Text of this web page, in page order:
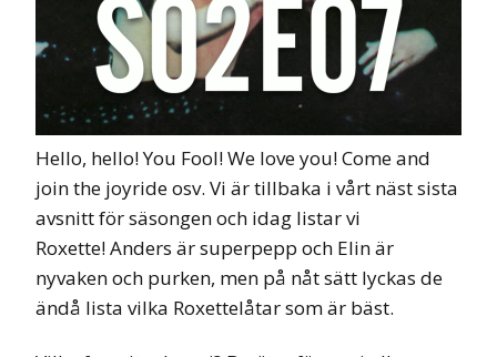
Hello, hello! You Fool! We love you! Come and
join the joyride osv. Vi är tillbaka i vårt näst sista
avsnitt för säsongen och idag listar vi
Roxette! Anders är superpepp och Elin är
nyvaken och purken, men på nåt sätt lyckas de
ändå lista vilka Roxettelåtar som är bäst.